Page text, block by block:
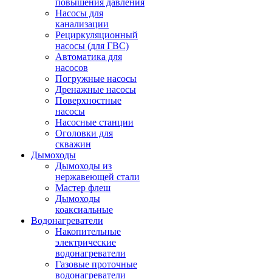
повышения давления
Насосы для
канализации
Рециркуляционный
насосы (для ГВС)
Автоматика для
насосов
Погружные насосы
Дренажные насосы
Поверхностные
насосы
Насосные станции
Оголовки для
скважин
Дымоходы
Дымоходы из
нержавеющей стали
Мастер флеш
Дымоходы
коаксиальные
Водонагреватели
Накопительные
электрические
водонагреватели
Газовые проточные
водонагреватели